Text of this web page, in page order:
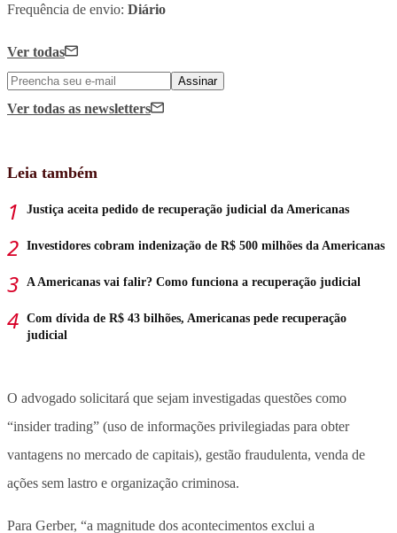
Frequência de envio: Diário
Ver todas
Assinar
Ver todas as newsletters
Leia também
Justiça aceita pedido de recuperação judicial da Americanas
Investidores cobram indenização de R$ 500 milhões da Americanas
A Americanas vai falir? Como funciona a recuperação judicial
Com dívida de R$ 43 bilhões, Americanas pede recuperação
judicial
O advogado solicitará que sejam investigadas questões como
“insider trading” (uso de informações privilegiadas para obter
vantagens no mercado de capitais), gestão fraudulenta, venda de
ações sem lastro e organização criminosa.
Para Gerber, “a magnitude dos acontecimentos exclui a